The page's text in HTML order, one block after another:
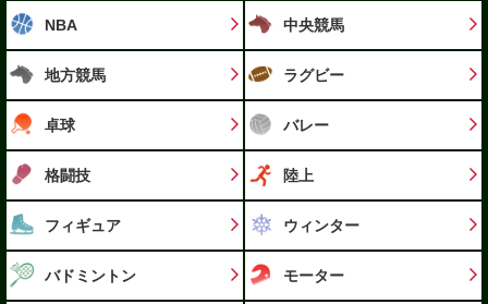
NBA 中央競馬
地方競馬 ラグビー
卓球 バレー
格闘技 陸上
フィギュア ウィンター
バドミントン モーター